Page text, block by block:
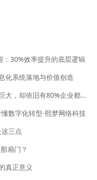
：30%效率提升的底层逻辑
化系统落地与价值创造
却依旧有80%企业都失败了？
数字化转型-熙梦网络科技
三点
扇门？
真正意义